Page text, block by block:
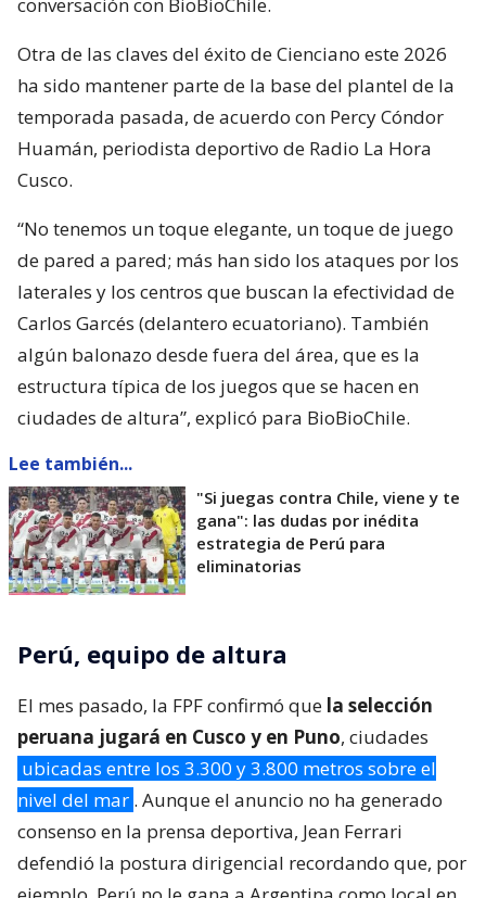
conversación con BioBioChile.
Otra de las claves del éxito de Cienciano este 2026
ha sido mantener parte de la base del plantel de la
temporada pasada, de acuerdo con Percy Cóndor
Huamán, periodista deportivo de Radio La Hora
Cusco.
“No tenemos un toque elegante, un toque de juego
de pared a pared; más han sido los ataques por los
laterales y los centros que buscan la efectividad de
Carlos Garcés (delantero ecuatoriano). También
algún balonazo desde fuera del área, que es la
estructura típica de los juegos que se hacen en
ciudades de altura”, explicó para BioBioChile.
Lee también...
"Si juegas contra Chile, viene y te
gana": las dudas por inédita
estrategia de Perú para
eliminatorias
Perú, equipo de altura
El mes pasado, la FPF confirmó que la selección
peruana jugará en Cusco y en Puno, ciudades
ubicadas entre los 3.300 y 3.800 metros sobre el
nivel del mar . Aunque el anuncio no ha generado
consenso en la prensa deportiva, Jean Ferrari
defendió la postura dirigencial recordando que, por